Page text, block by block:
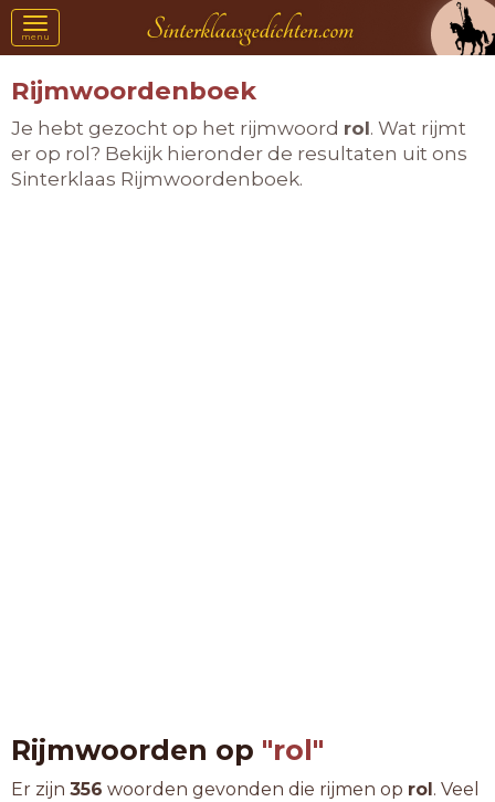
Toggle
navigation
menu
Rijmwoordenboek
Je hebt gezocht op het rijmwoord rol. Wat rijmt
er op rol? Bekijk hieronder de resultaten uit ons
Sinterklaas Rijmwoordenboek.
Rijmwoorden op "rol"
Er zijn 356 woorden gevonden die rijmen op rol. Veel